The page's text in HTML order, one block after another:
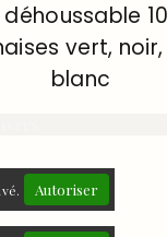
vert,
blanc
Autoriser